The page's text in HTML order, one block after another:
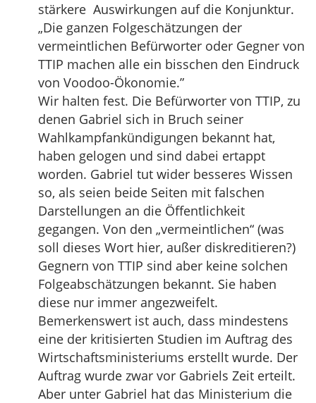
stärkere Auswirkungen auf die Konjunktur.
„Die ganzen Folgeschätzungen der
vermeintlichen Befürworter oder Gegner von
TTIP machen alle ein bisschen den Eindruck
von Voodoo-Ökonomie.”
Wir halten fest. Die Befürworter von TTIP, zu
denen Gabriel sich in Bruch seiner
Wahlkampfankündigungen bekannt hat,
haben gelogen und sind dabei ertappt
worden. Gabriel tut wider besseres Wissen
so, als seien beide Seiten mit falschen
Darstellungen an die Öffentlichkeit
gegangen. Von den „vermeintlichen“ (was
soll dieses Wort hier, außer diskreditieren?)
Gegnern von TTIP sind aber keine solchen
Folgeabschätzungen bekannt. Sie haben
diese nur immer angezweifelt.
Bemerkenswert ist auch, dass mindestens
eine der kritisierten Studien im Auftrag des
Wirtschaftsministeriums erstellt wurde. Der
Auftrag wurde zwar vor Gabriels Zeit erteilt.
Aber unter Gabriel hat das Ministerium die